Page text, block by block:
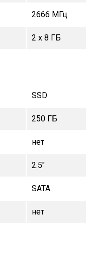
2666 МГц
2 x 8 ГБ
SSD
250 ГБ
нет
2.5"
SATA
нет